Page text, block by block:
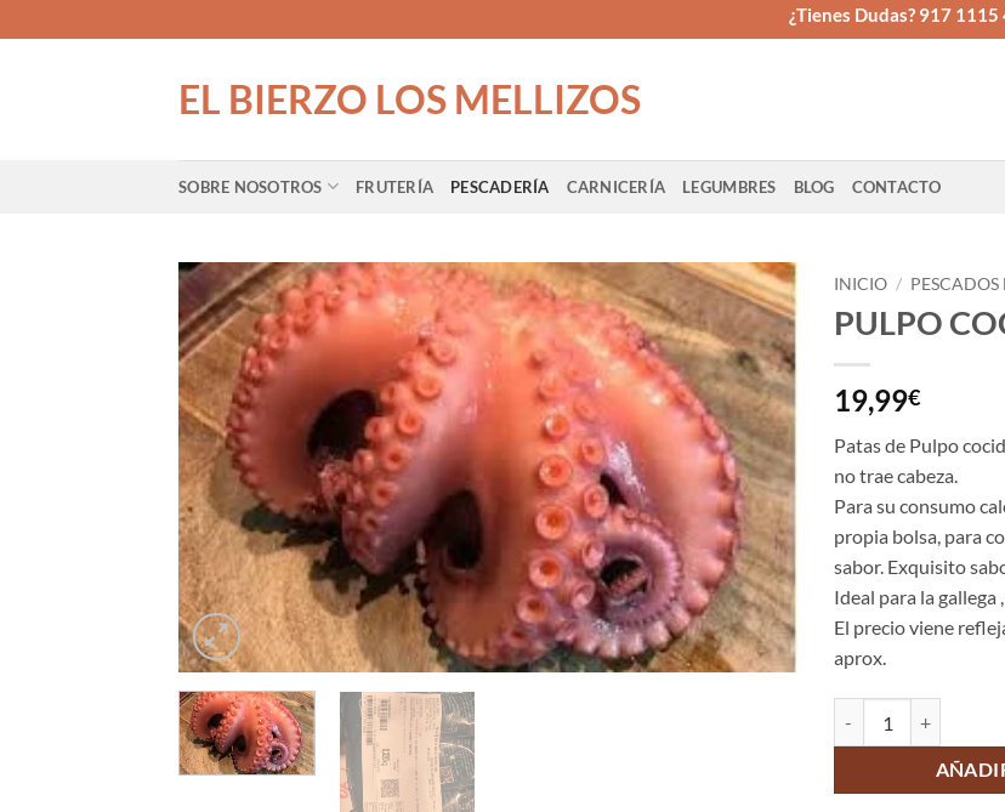
al
¿Tienes Dudas? 917
EL BIERZO LOS MELLIZOS
SOBRE NOSOTROS FRUTERÍA PESCADERÍA CARNICERÍA LEGUMBRES BLOG CONTACTO
INICIO / PESCADOS
PULPO
19,99€
Patas de Pulpo
no trae cabeza.
Para su consumo
propia bolsa, para
sabor. Exquisito
Ideal para la
El precio viene
aprox.